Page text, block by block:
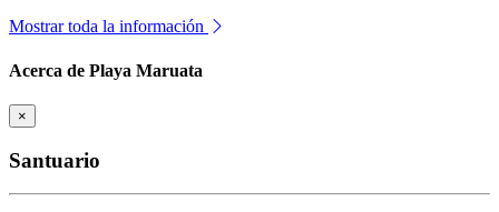
Mostrar toda la información
Acerca de Playa Maruata
×
Santuario